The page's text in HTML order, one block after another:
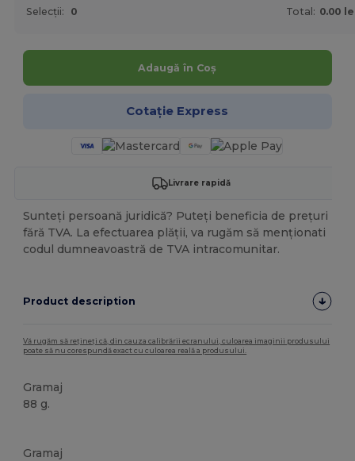
Selecții: 0 Total: 0.00
Adaugă în Coș
Cotație Express
Livrare rapidă
Sunteți persoană juridică? Puteți beneficia de prețuri
fără TVA. La efectuarea plății, va rugăm să menționati
codul dumneavoastră de TVA intracomunitar.
Product description
Vă rugăm să rețineți că, din cauza calibrării ecranului, culoarea imaginii produsului
poate să nu corespundă exact cu culoarea reală a produsului.
Gramaj
88 g.
Gramaj